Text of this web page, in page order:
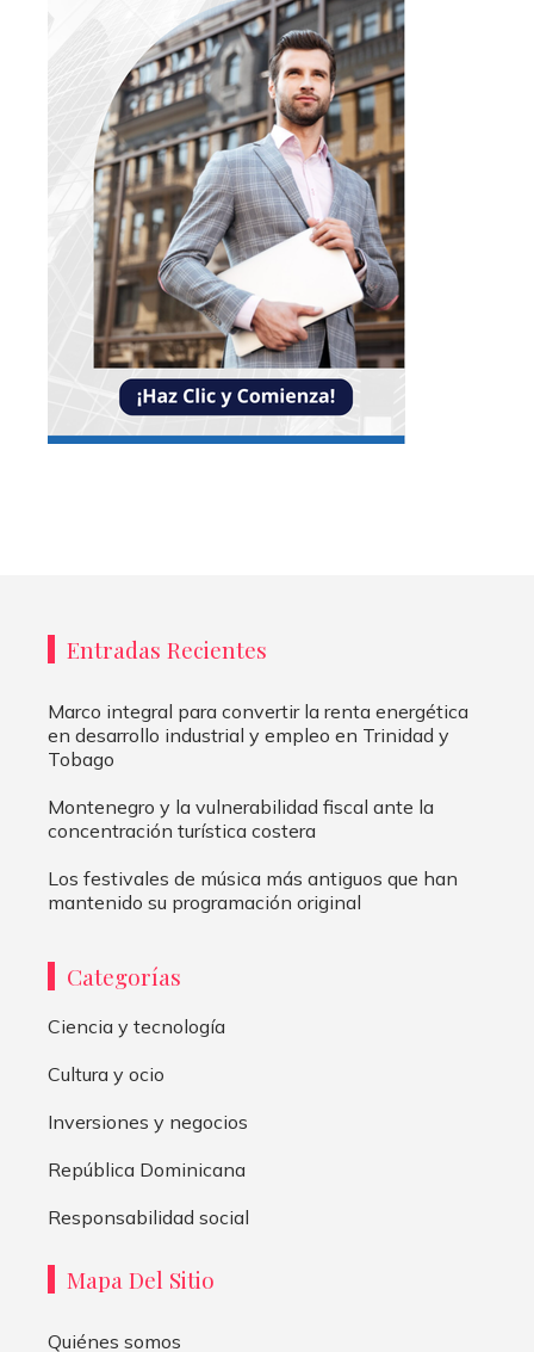
Entradas Recientes
Marco integral para convertir la renta energética
en desarrollo industrial y empleo en Trinidad y
Tobago
Montenegro y la vulnerabilidad fiscal ante la
concentración turística costera
Los festivales de música más antiguos que han
mantenido su programación original
Categorías
Ciencia y tecnología
Cultura y ocio
Inversiones y negocios
República Dominicana
Responsabilidad social
Mapa Del Sitio
Quiénes somos